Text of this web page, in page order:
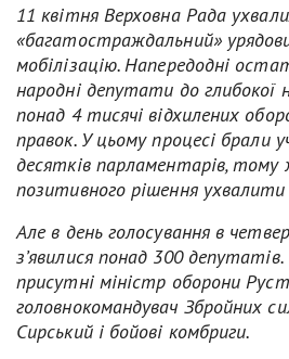
11 квітня Верховна Рада
«багатостраждальний»
мобілізацію. Напередодні
народні депутати до глибокої
понад 4 тисячі відхилених
правок. У цьому процесі брали
десятків парламентарів, тому
позитивного рішення ухвалити
Але в день голосування в
з’явилися понад 300
присутні міністр оборони
головнокомандувач Збройних
Сирський і бойові комбриги.